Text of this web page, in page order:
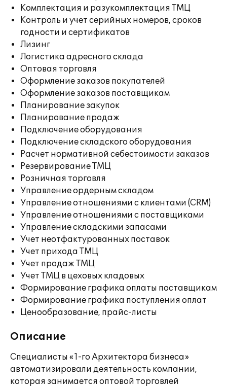
Комплектация и разукомплектация ТМЦ
Контроль и учет серийных номеров, сроков
годности и сертификатов
Лизинг
Логистика адресного склада
Оптовая торговля
Оформление заказов покупателей
Оформление заказов поставщикам
Планирование закупок
Планирование продаж
Подключение оборудования
Подключение складского оборудования
Расчет нормативной себестоимости заказов
Резервирование ТМЦ
Розничная торговля
Управление ордерным складом
Управление отношениями с клиентами (CRM)
Управление отношениями с поставщиками
Управление складскими запасами
Учет неотфактурованных поставок
Учет прихода ТМЦ
Учет продаж ТМЦ
Учет ТМЦ в цеховых кладовых
Формирование графика оплаты поставщикам
Формирование графика поступления оплат
Ценообразование, прайс-листы
Описание
Специалисты «1-го Архитектора бизнеса»
автоматизировали деятельность компании,
которая занимается оптовой торговлей